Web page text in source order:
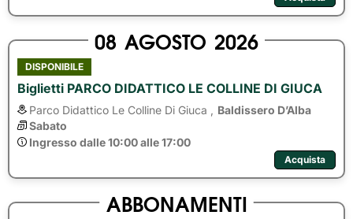
08 AGOSTO 2026
DISPONIBILE
Biglietti PARCO DIDATTICO LE COLLINE DI GIUCA
Parco Didattico Le Colline Di Giuca ,
Baldissero D’Alba
Sabato
Ingresso dalle 10:00 alle 17:00
Acquista
ABBONAMENTI